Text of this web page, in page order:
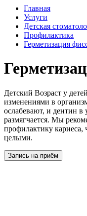
Главная
Услуги
Детская
Профилактика
Герметизация
Детский Возраст у
изменениями в
ослабевают, и дентин
размягчается. Мы
профилактику кариеса,
целыми.
Запись на приём